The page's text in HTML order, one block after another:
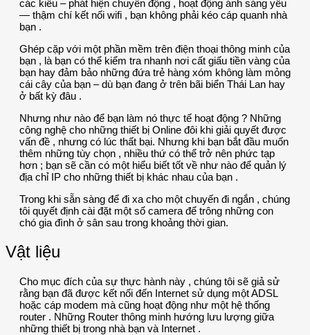
các kiểu – phát hiện chuyển động , hoạt động ánh sáng yếu
— thậm chí kết nối wifi , bạn không phải kéo cáp quanh nhà
bạn .
Ghép cặp với một phần mềm trên điện thoại thông minh của
bạn , là bạn có thể kiểm tra nhanh nơi cất giấu tiền vàng của
bạn hay đảm bảo những đứa trẻ hàng xóm không làm mỏng
cái cây của bạn – dù bạn đang ở trên bãi biển Thái Lan hay
ở bất kỳ đâu .
Nhưng như nào để bạn làm nó thực tế hoạt động ? Những
công nghệ cho những thiết bị Online đôi khi giải quyết được
vấn đề , nhưng có lúc thất bại. Nhưng khi bạn bắt đầu muốn
thêm những tùy chọn , nhiều thứ có thể trở nên phức tạp
hơn ; bạn sẽ cần có một hiểu biết tốt về như nào để quản lý
địa chỉ IP cho những thiết bị khác nhau của bạn .
Trong khi sẵn sàng để đi xa cho một chuyến đi ngắn , chúng
tôi quyết định cài đặt một số camera để trông những con
chó gia đình ở sân sau trong khoảng thời gian.
Vật liệu
Cho mục đích của sự thực hành này , chúng tôi sẽ giả sử
rằng bạn đã được kết nối đến Internet sử dụng một ADSL
hoặc cáp modem mà cũng hoạt động như một hệ thống
router . Những Router thông minh hướng lưu lượng giữa
những thiết bị trong nhà bạn và Internet .